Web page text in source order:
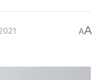
AA